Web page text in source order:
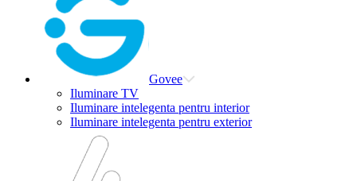
Govee
Iluminare TV
Iluminare intelegenta pentru interior
Iluminare intelegenta pentru exterior